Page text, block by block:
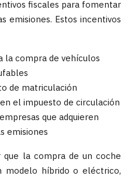
fiscales para fomentar
emisiones. Estos incentivos
la compra de vehículos
de matriculación
el impuesto de circulación
que adquieren
emisiones
que la compra de un coche
modelo híbrido o eléctrico,